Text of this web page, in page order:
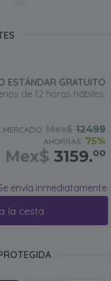
ESTÁNDAR GRATUITO
de 12 horas hábiles.
MERCADO: Mex$12499
AHORRAS: 75%
Mex$ 3159.00
envía inmediatamente
la cesta